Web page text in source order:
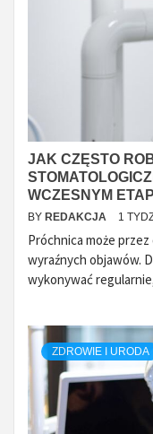
JAK CZĘSTO
WCZESNYM
BY REDAKCJA 1
Próchnica może
wyraźnych objawów.
wykonywać
ZDROWIE I URODA